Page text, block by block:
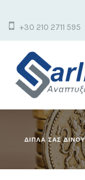
+30 210 2711 595
ΔΙΠΛΑ ΣΑΣ